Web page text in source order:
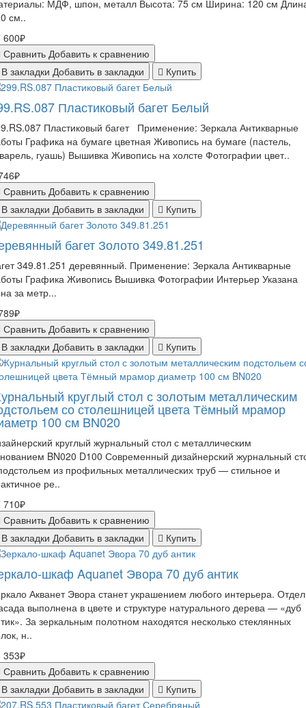
МДФ, шпон, металл Высота: 75 см Ширина: 120 см
см..
600₽
Сравнить Добавить к сравнению
закладки Добавить в закладки Купить
Пластиковый багет Белый
Пластиковый багет Применение: Зеркала Антикварные
Графика на бумаге цветная Живопись на бумаге (пастель,
гуашь) Вышивка Живопись на холсте Фотографии цвет..
Сравнить Добавить к сравнению
закладки Добавить в закладки Купить
багет Золото 349.81.251
349.81.251 деревянный. Применение: Зеркала Антикварные
Графика Живопись Вышивка Фотографии Интерьер Указана
за метр...
Сравнить Добавить к сравнению
закладки Добавить в закладки Купить
круглый стол с золотым металлическим
со столешницей цвета Тёмный мрамор
100 см BN020
круглый журнальный стол с металлическим
BN020 D100 Современный дизайнерский журнальный
из профильных металлических труб — стильное и
ре..
710₽
Сравнить Добавить к сравнению
закладки Добавить в закладки Купить
шкаф Aquanet Эвора 70 дуб антик
Акванет Эвора станет украшением любого интерьера.
выполнена в цвете и структуре натурального дерева — «дуб
За зеркальным полотном находятся несколько стеклянных
н..
353₽
Сравнить Добавить к сравнению
закладки Добавить в закладки Купить